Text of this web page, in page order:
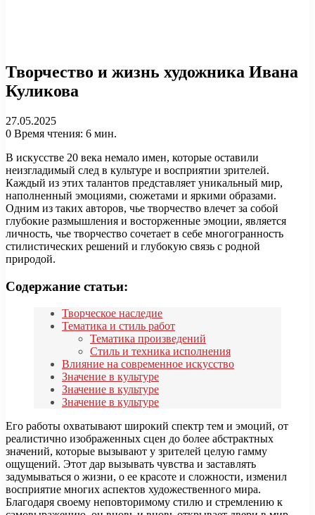
Творчество и жизнь художника Ивана
Куликова
27.05.2025
0 Время чтения: 6 мин.
В искусстве 20 века немало имен, которые оставили
неизгладимый след в культуре и восприятии зрителей.
Каждый из этих талантов представляет уникальный мир,
наполненный эмоциями, сюжетами и яркими образами.
Одним из таких авторов, чье творчество влечет за собой
глубокие размышления и восторженные эмоции, является
личность, чье творчество сочетает в себе многогранность
стилистических решений и глубокую связь с родной
природой.
Содержание статьи:
Творческое наследие
Тематика и стиль работ
Тематика произведений
Стиль и техника исполнения
Влияние на современное искусство
Значение в культуре
Значение в культуре
Значение в культуре
Его работы охватывают широкий спектр тем и эмоций, от
реалистично изображенных сцен до более абстрактных
значений, которые вызывают у зрителей целую гамму
ощущений. Этот дар вызывать чувства и заставлять
задумываться о жизни, о ее красоте и сложности, изменил
восприятие многих аспектов художественного мира.
Благодаря своему неповторимому стилю и стремлению к